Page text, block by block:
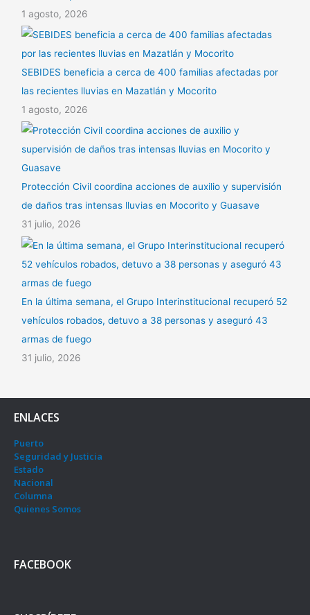
1 agosto, 2026
SEBIDES beneficia a cerca de 400 familias afectadas por
las recientes lluvias en Mazatlán y Mocorito
1 agosto, 2026
Protección Civil coordina acciones de auxilio y supervisión
de daños tras intensas lluvias en Mocorito y Guasave
31 julio, 2026
En la última semana, el Grupo Interinstitucional recuperó 52
vehículos robados, detuvo a 38 personas y aseguró 43
armas de fuego
31 julio, 2026
ENLACES
Puerto
Seguridad y Justicia
Estado
Nacional
Columna
Quienes Somos
FACEBOOK